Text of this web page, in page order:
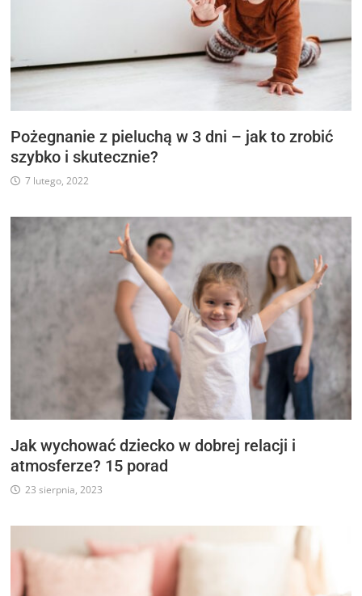
Pożegnanie z pieluchą w 3 dni – jak to zrobić
szybko i skutecznie?
7 lutego, 2022
Jak wychować dziecko w dobrej relacji i
atmosferze? 15 porad
23 sierpnia, 2023